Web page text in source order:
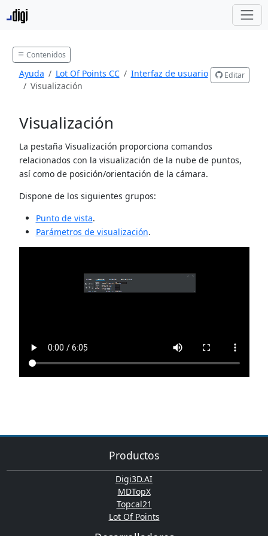
Contenidos
Ayuda Lot Of Points CC
Interfaz de usuario
Visualización
Editar
Visualización
La pestaña Visualización proporciona comandos
relacionados con la visualización de la nube de puntos,
así como de posición/orientación de la cámara.
Dispone de los siguientes grupos:
Punto de vista.
Parámetros de visualización.
Productos
Digi3D.AI
MDTopX
Topcal21
Lot Of Points